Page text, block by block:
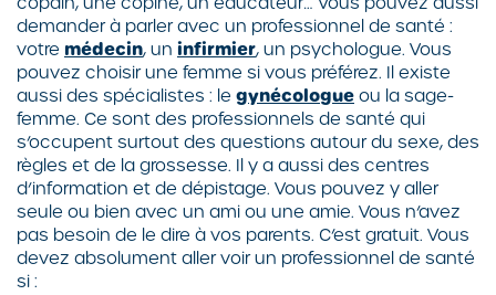
demander à parler avec un professionnel de santé :
votre médecin, un infirmier, un psychologue. Vous
pouvez choisir une femme si vous préférez. Il existe
aussi des spécialistes : le gynécologueou la sage-
femme. Ce sont des professionnels de santé qui
s’occupent surtout des questions autour du sexe, des
règles et de la grossesse. Il y a aussi des centres
d’information et de dépistage. Vous pouvez y aller
seule ou bien avec un ami ou une amie. Vous n’avez
pas besoin de le dire à vos parents. C’est gratuit. Vous
devez absolument aller voir un professionnel de santé
si :